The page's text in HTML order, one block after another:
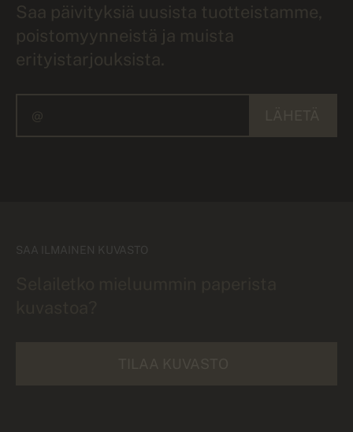
Saa päivityksiä uusista tuotteistamme,
poistomyynneistä ja muista
erityistarjouksista.
SAA ILMAINEN KUVASTO